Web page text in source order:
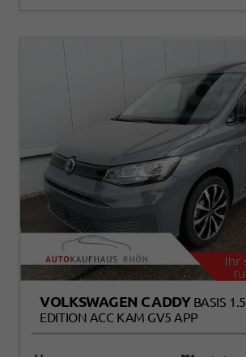
VOLKSWAGEN CADDY BASIS
EDITION ACC KAM GV5 APP